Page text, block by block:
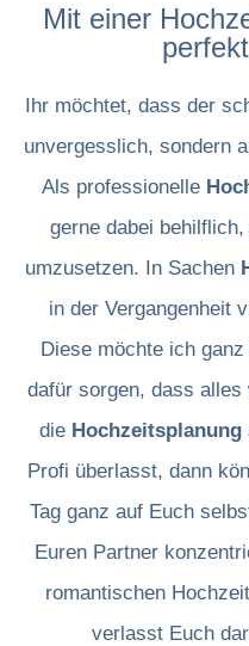
Mit einer
Ihr möchtet, dass der
unvergesslich, sondern
Als professionelle
gerne dabei
umzusetzen. In Sachen
in der Vergangenheit
Diese möchte ich
dafür sorgen, dass
die Hochzeitsplanung
Profi überlasst, dann
Tag ganz auf Euch
Euren Partner
romantischen
verlasst Euch